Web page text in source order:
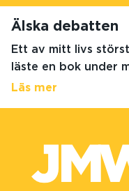
Älska debatten
Ett av mitt livs
läste en bok under
Läs mer